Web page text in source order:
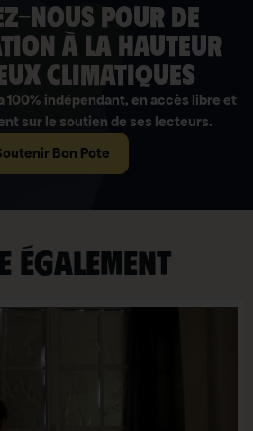
nous pour de
à la hauteur
climatiques
100% indépendant, en accès libre et
sur le soutien de ses lecteurs.
Bon Pote
également